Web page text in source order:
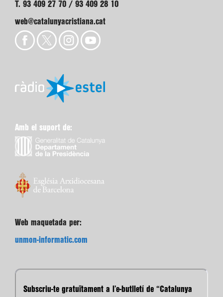
T. 93 409 27 70 / 93 409 28 10
web@catalunyacristiana.cat
Amb el suport de:
Web maquetada per:
unmon-informatic.com
Subscriu-te gratuïtament a l’e-butlletí de “Catalunya